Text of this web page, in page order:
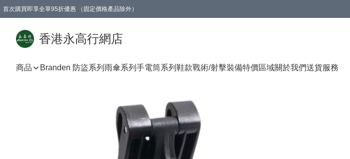
首次購買即享全單95折優惠 （固定價格產品除外）
香港永高行網店
商品 Branden 防盜系列 雨傘系列 手電筒系列 鞋款戰術/射擊裝備特價區域關於我們送貨服務